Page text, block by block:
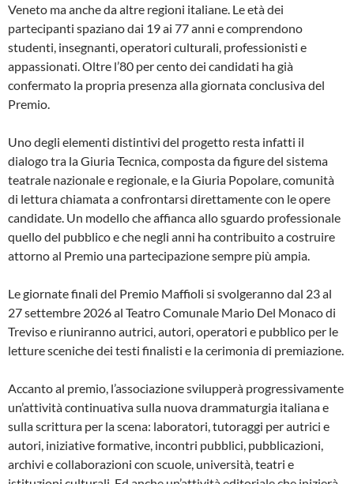
Veneto ma anche da altre regioni italiane. Le età dei
partecipanti spaziano dai 19 ai 77 anni e comprendono
studenti, insegnanti, operatori culturali, professionisti e
appassionati. Oltre l’80 per cento dei candidati ha già
confermato la propria presenza alla giornata conclusiva del
Premio.
Uno degli elementi distintivi del progetto resta infatti il
dialogo tra la Giuria Tecnica, composta da figure del sistema
teatrale nazionale e regionale, e la Giuria Popolare, comunità
di lettura chiamata a confrontarsi direttamente con le opere
candidate. Un modello che affianca allo sguardo professionale
quello del pubblico e che negli anni ha contribuito a costruire
attorno al Premio una partecipazione sempre più ampia.
Le giornate finali del Premio Maffioli si svolgeranno dal 23 al
27 settembre 2026 al Teatro Comunale Mario Del Monaco di
Treviso e riuniranno autrici, autori, operatori e pubblico per le
letture sceniche dei testi finalisti e la cerimonia di premiazione.
Accanto al premio, l’associazione svilupperà progressivamente
un’attività continuativa sulla nuova drammaturgia italiana e
sulla scrittura per la scena: laboratori, tutoraggi per autrici e
autori, iniziative formative, incontri pubblici, pubblicazioni,
archivi e collaborazioni con scuole, università, teatri e